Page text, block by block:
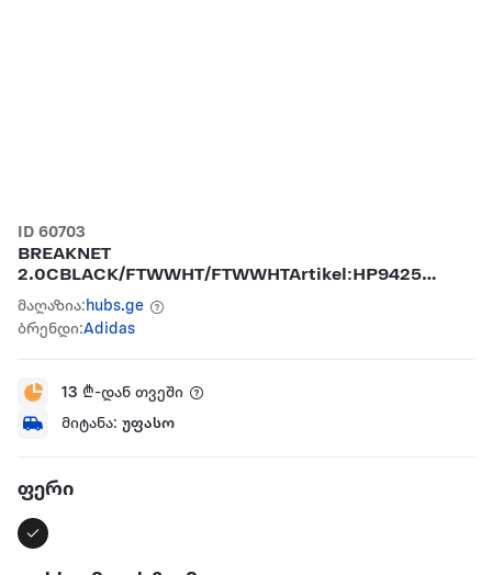
ID 60703
BREAKNET
2.0CBLACK/FTWWHT/FTWWHTArtikel:HP9425
ყოველდღიური ფეხსაცმელი
მაღაზია:hubs.ge
ბრენდი:Adidas
13 ₾-დან თვეში
მიტანა: უფასო
ფერი